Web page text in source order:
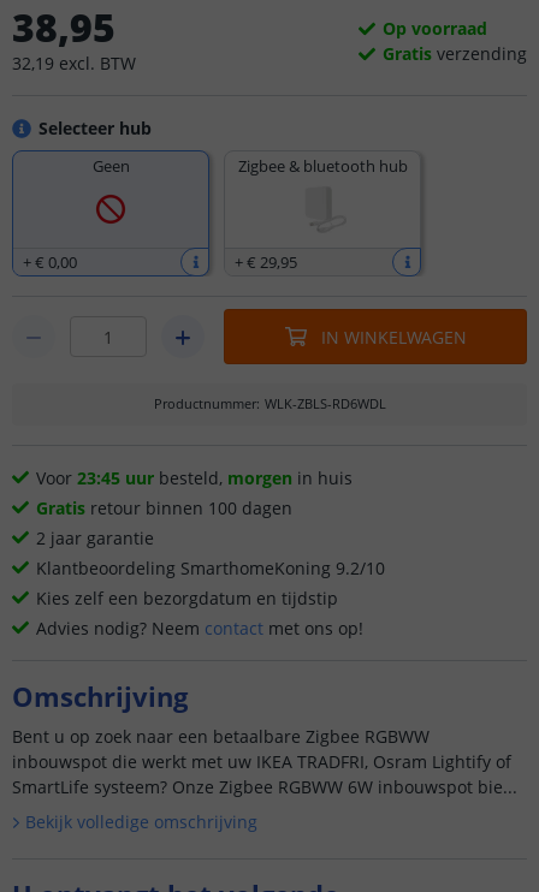
Selecteer hub
Geen
+€ 0,00
Zigbee & bluetooth hub
+€ 29,95
38,95
32,19 excl. BTW
Op voorraad
Gratis verzending
IN WINKELWAGEN
Productnummer: WLK-ZBLS-RD6WDL
Voor 23:45 uur besteld, morgen in huis
Gratis retour binnen 100 dagen
2 jaar garantie
Klantbeoordeling SmarthomeKoning 9.2/10
Kies zelf een bezorgdatum en tijdstip
Advies nodig? Neem contact met ons op!
Omschrijving
Bent u op zoek naar een betaalbare Zigbee RGBWW
inbouwspot die werkt met uw IKEA TRADFRI, Osram Lightify of
SmartLife systeem? Onze Zigbee RGBWW 6W inbouwspot bie...
Bekijk volledige omschrijving